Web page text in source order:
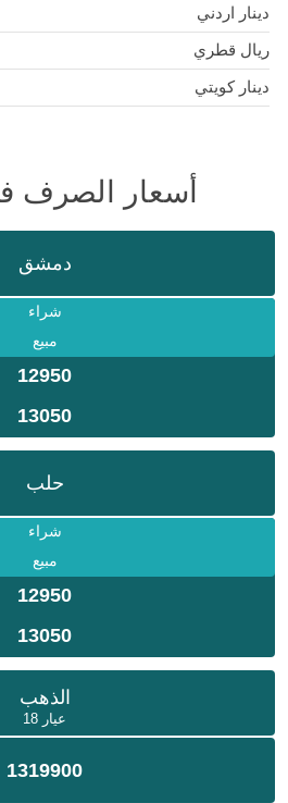
دينار اردني
ريال قطري
دينار كويتي
أسعار الصرف
دمشق
شراء
مبيع
12950
13050
حلب
شراء
مبيع
12950
13050
الذهب
عيار 18
1319900